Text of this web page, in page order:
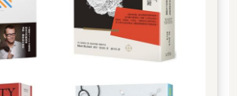
他們經常會被所謂的弱者們說，「你根本
是強者的邏輯。」不過，其實真正不懂的
因為我過去也曾是一個弱者。那段漫長的